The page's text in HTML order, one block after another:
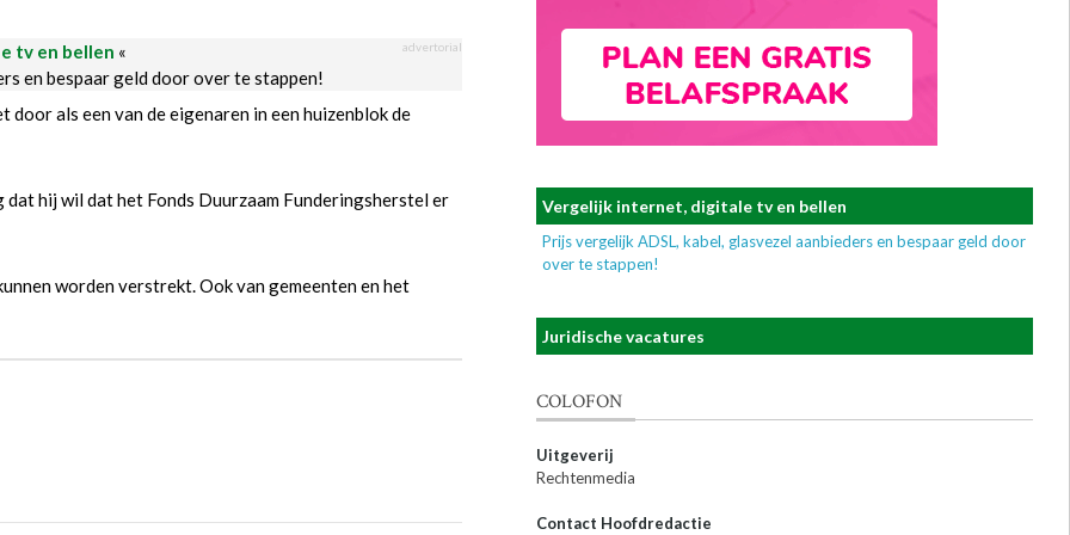
tv en bellen « advertorial
en bespaar geld door over te stappen!
als een van de eigenaren in een huizenblok de
dat hij wil dat het Fonds Duurzaam Funderingsherstel er
worden verstrekt. Ook van gemeenten en het
Vergelijk internet, digitale tv en bellen
Prijs vergelijk ADSL, kabel, glasvezel aanbieders en bespaar geld door
over te stappen!
Juridische vacatures
COLOFON
Uitgeverij
Rechtenmedia
Contact Hoofdredactie